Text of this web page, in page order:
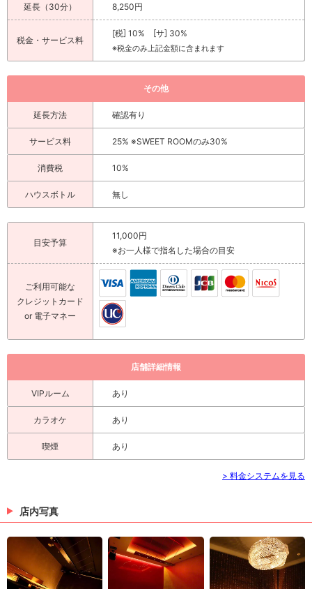
延長（30分） 8,250円
税金・サービス料
[税] 10% [サ] 30%
※税金のみ上記金額に含まれます
その他
延長方法 確認有り
サービス料 25% ※SWEET ROOMのみ30%
消費税 10%
ハウスボトル 無し
目安予算
11,000円
※お一人様で指名した場合の目安
ご利用可能な
クレジットカード
or 電子マネー
店舗詳細情報
VIPルーム あり
カラオケ あり
喫煙 あり
> 料金システムを見る
店内写真